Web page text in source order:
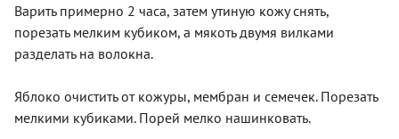
Варить примерно 2 часа, затем утиную кожу снять,
порезать мелким кубиком, а мякоть двумя вилками
разделать на волокна.
Яблоко очистить от кожуры, мембран и семечек. Порезать
мелкими кубиками. Порей мелко нашинковать.